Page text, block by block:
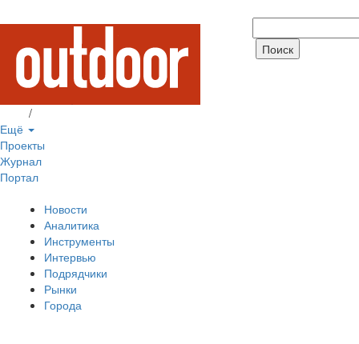
/
Ещё
Проекты
Журнал
Портал
Новости
Аналитика
Инструменты
Интервью
Подрядчики
Рынки
Города